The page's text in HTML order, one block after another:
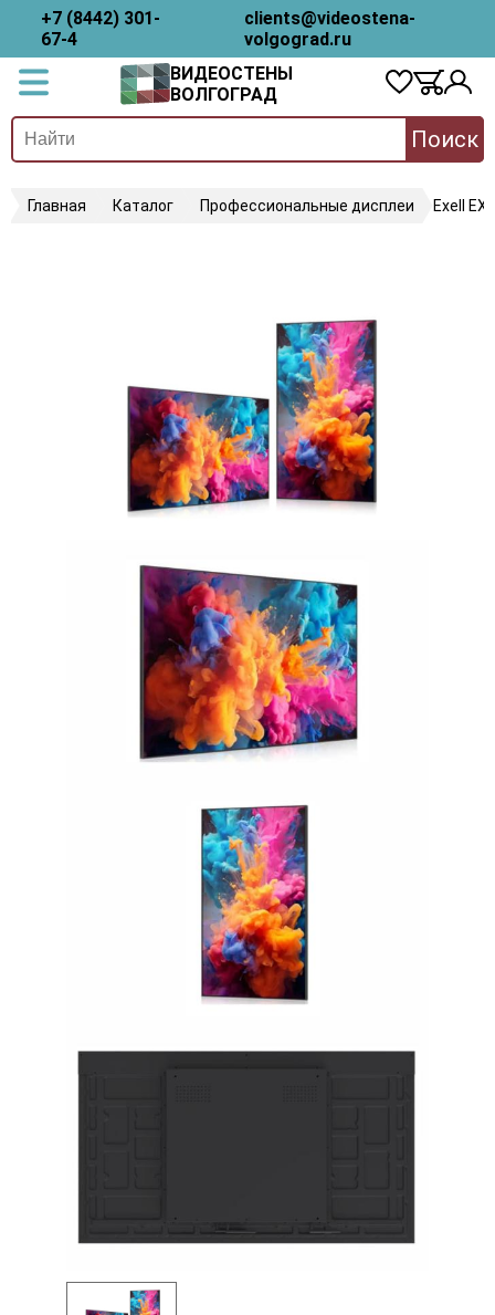
+7 (8442) 301-
67-4
clients@videostena-
volgograd.ru
ВИДЕОСТЕНЫ
ВОЛГОГРАД
Поиск
Главная Каталог Профессиональные дисплеи Exell